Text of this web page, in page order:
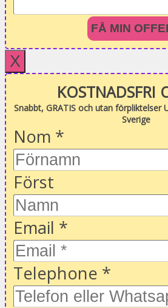
FÅ MIN
X
KOSTNADSFRI
Snabbt, GRATIS och utan förpliktelser
Sverige
Nom *
Först
Email *
Telephone *